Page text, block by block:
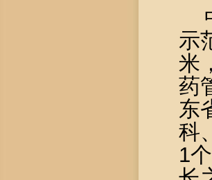
示
米
药
东
科、
1